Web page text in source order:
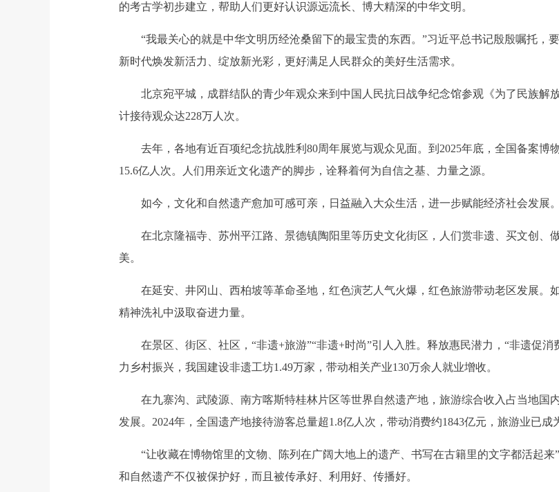
的考古学初步建立，帮助人们更好认识源远流长、博大精深的中华文明。
“我最关心的就是中华文明历经沧桑留下的最宝贵的东西。”习近平总书记殷殷嘱托，
新时代焕发新活力、绽放新光彩，更好满足人民群众的美好生活需求。
北京宛平城，成群结队的青少年观众来到中国人民抗日战争纪念馆参观《为了民族解
计接待观众达228万人次。
去年，各地有近百项纪念抗战胜利80周年展览与观众见面。到2025年底，全国备案博
15.6亿人次。人们用亲近文化遗产的脚步，诠释着何为自信之基、力量之源。
如今，文化和自然遗产愈加可感可亲，日益融入大众生活，进一步赋能经济社会发展。
在北京隆福寺、苏州平江路、景德镇陶阳里等历史文化街区，人们赏非遗、买文创、
美。
在延安、井冈山、西柏坡等革命圣地，红色演艺人气火爆，红色旅游带动老区发展。
精神洗礼中汲取奋进力量。
在景区、街区、社区，“非遗+旅游”“非遗+时尚”引人入胜。释放惠民潜力，“非遗促消
力乡村振兴，我国建设非遗工坊1.49万家，带动相关产业130万余人就业增收。
在九寨沟、武陵源、南方喀斯特桂林片区等世界自然遗产地，旅游综合收入占当地国
发展。2024年，全国遗产地接待游客总量超1.8亿人次，带动消费约1843亿元，旅游业已成
“让收藏在博物馆里的文物、陈列在广阔大地上的遗产、书写在古籍里的文字都活起来
和自然遗产不仅被保护好，而且被传承好、利用好、传播好。